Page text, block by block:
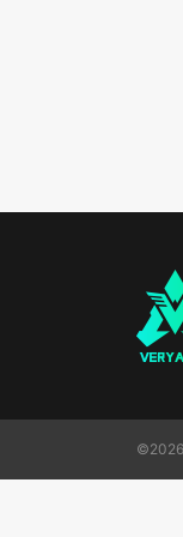
©2026